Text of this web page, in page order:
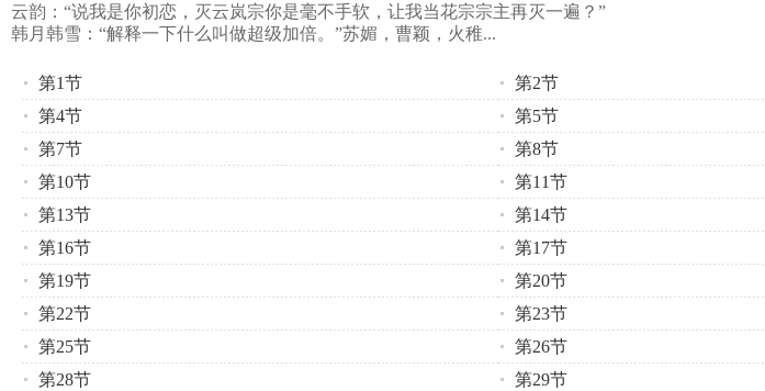
云韵：“说我是你初恋，灭云岚宗你是毫不手软，让我当花宗宗主再灭一遍？”
韩月韩雪：“解释一下什么叫做超级加倍。”苏媚，曹颖，火稚...
第1节 第2节
第4节
第5节
第7节
第8节
第10节
第11节
第13节
第14节
第16节
第17节
第19节
第20节
第22节
第23节
第25节
第26节
第28节
第29节